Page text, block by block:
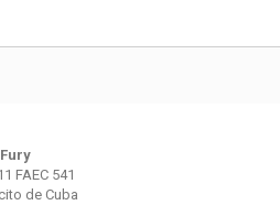
FAEC 541
de Cuba